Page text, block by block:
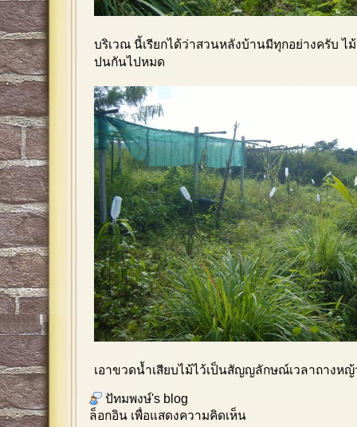
บริเวณ นี้เรียกได้ว่าสวนหลังบ้านมีทุกอย่างครับ ไ
ปนกันไปหมด
เอาขวดน้ำเสียบไม้ไว้เป็นสัญญลักษณ์เวลาถางหญ้
ปัทมพงษ์'s blog
ล็อกอิน เพื่อแสดงความคิดเห็น